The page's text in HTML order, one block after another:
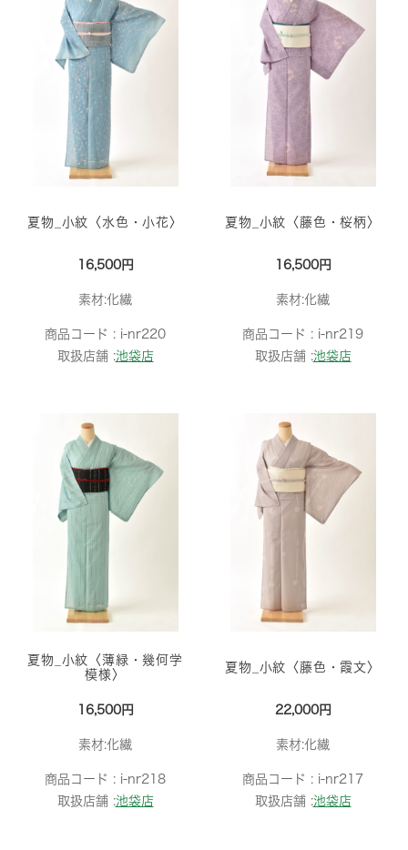
夏物_小紋〈水色・小花〉
16,500円
素材:化繊
商品コード : i-nr220
取扱店舗 :池袋店
夏物_小紋〈藤色・桜柄〉
16,500円
素材:化繊
商品コード : i-nr219
取扱店舗 :池袋店
夏物_小紋〈薄緑・幾何学
模様〉
16,500円
素材:化繊
商品コード : i-nr218
取扱店舗 :池袋店
夏物_小紋〈藤色・霞文〉
22,000円
素材:化繊
商品コード : i-nr217
取扱店舗 :池袋店